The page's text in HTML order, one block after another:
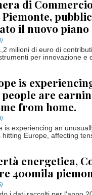
di
il nuovo
milioni di euro di
per innovazione e
is
are
from home.
is experiencing an
hitting Europe, affecting
energetica,
400mila